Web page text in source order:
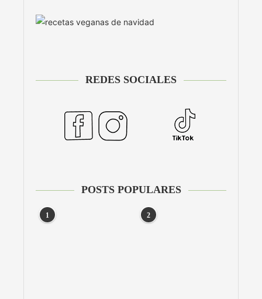
REDES SOCIALES
POSTS POPULARES
1 2